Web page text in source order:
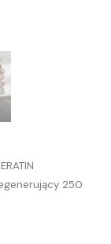
250